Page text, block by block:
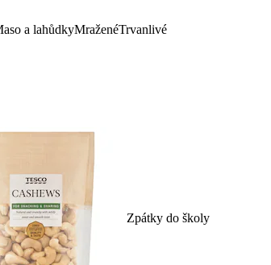
a lahůdkyMraženéTrvanlivé
Zpátky do školy